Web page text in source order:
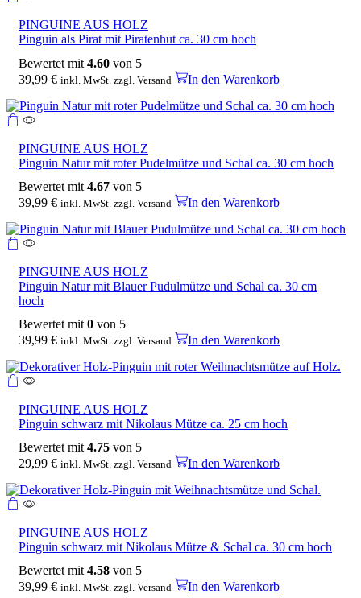
PINGUINE AUS HOLZ
Pinguin als Pirat mit Piratenhut ca. 30 cm hoch
Bewertet mit 4.60 von 5
39,99 € inkl. MwSt. zzgl. Versand In den Warenkorb
PINGUINE AUS HOLZ
Pinguin Natur mit roter Pudelmütze und Schal ca. 30 cm hoch
Bewertet mit 4.67 von 5
39,99 € inkl. MwSt. zzgl. Versand In den Warenkorb
PINGUINE AUS HOLZ
Pinguin Natur mit Blauer Pudulmütze und Schal ca. 30 cm
hoch
Bewertet mit 0 von 5
39,99 € inkl. MwSt. zzgl. Versand In den Warenkorb
PINGUINE AUS HOLZ
Pinguin schwarz mit Nikolaus Mütze ca. 25 cm hoch
Bewertet mit 4.75 von 5
29,99 € inkl. MwSt. zzgl. Versand In den Warenkorb
PINGUINE AUS HOLZ
Pinguin schwarz mit Nikolaus Mütze & Schal ca. 30 cm hoch
Bewertet mit4.58 von 5
39,99 € inkl. MwSt. zzgl. Versand In den Warenkorb